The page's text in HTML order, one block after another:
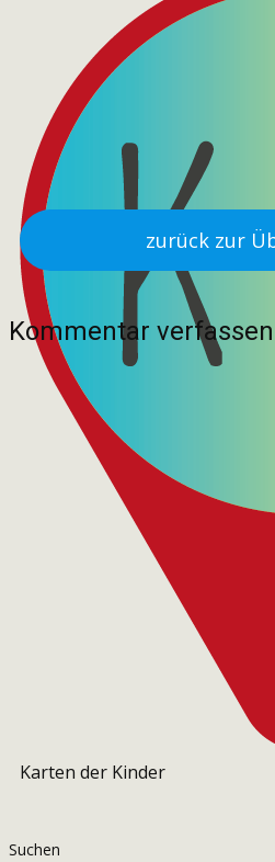
Karten der Kinder
zurück zur
Kommentar verfassen
Suchen